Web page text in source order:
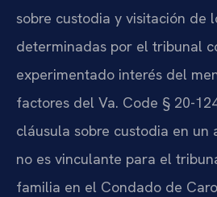
sobre custodia y visitación de
determinadas por el tribunal
experimentado interés del
factores del Va. Code § 20-
cláusula sobre custodia en un
no es vinculante para el
familia en el Condado de